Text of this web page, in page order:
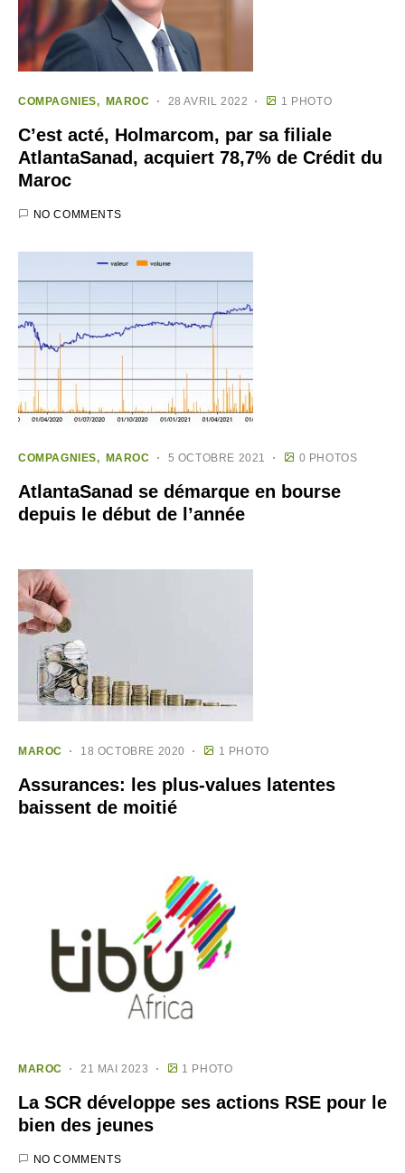
COMPAGNIES MAROC 28 AVRIL 2022 1 PHOTO
C’est acté, Holmarcom, par sa filiale
AtlantaSanad, acquiert 78,7% de Crédit du
Maroc
NO COMMENTS
COMPAGNIES MAROC 5 OCTOBRE 2021 0 PHOTOS
AtlantaSanad se démarque en bourse
depuis le début de l’année
MAROC 18 OCTOBRE 2020 1 PHOTO
Assurances: les plus-values latentes
baissent de moitié
MAROC 21 MAI 2023 1 PHOTO
La SCR développe ses actions RSE pour le
bien des jeunes
NO COMMENTS